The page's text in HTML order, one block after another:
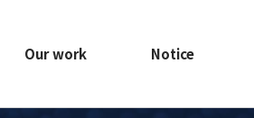
Our work Notice